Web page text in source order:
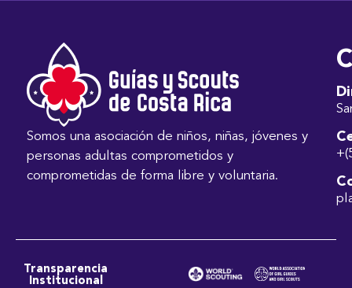
Somos una asociación de niños, niñas, jóvenes y
personas adultas comprometidos y
comprometidas de forma libre y voluntaria.
Transparencia
Institucional